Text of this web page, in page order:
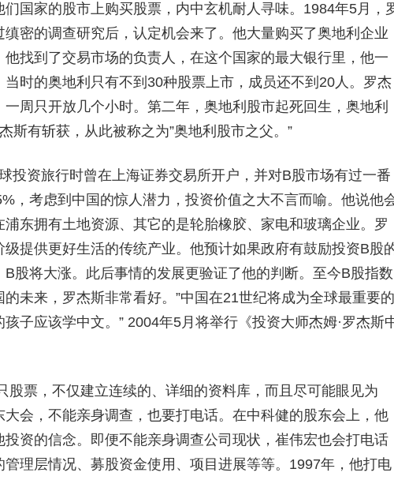
国家的股市上购买股票，内中玄机耐人寻味。1984年5月，
密的调查研究后，认定机会来了。他大量购买了奥地利企业
找到了交易市场的负责人，在这个国家的最大银行里，他一
时的奥地利只有不到30种股票上市，成员还不到20人。罗杰
周只开放几个小时。第二年，奥地利股市起死回生，奥地利
斯有斩获，从此被称之为”奥地利股市之父。”
资旅行时曾在上海证券交易所开户，并对B股市场有过一番
，考虑到中国的惊人潜力，投资价值之大不言而喻。他说他
东拥有土地资源、其它的是轮胎橡胶、家电和玻璃企业。罗
提供更好生活的传统产业。他预计如果政府有鼓励投资B股
股将大涨。此后事情的发展更验证了他的判断。至今B股指数
未来，罗杰斯非常看好。”中国在21世纪将成为全球最重要的
子应该学中文。” 2004年5月将举行《投资大师杰姆·罗杰斯
，不仅建立连续的、详细的资料库，而且尽可能眼见为
会，不能亲身调查，也要打电话。在中科健的股东会上，他
资的信念。即便不能亲身调查公司现状，崔伟宏也会打电话
理层情况、募股资金使用、项目进展等等。1997年，他打电